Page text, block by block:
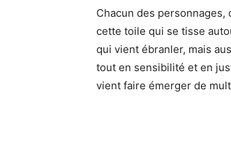
Chacun des
cette toile qui se tisse
qui vient ébranler, mais
tout en sensibilité et en
vient faire émerger de